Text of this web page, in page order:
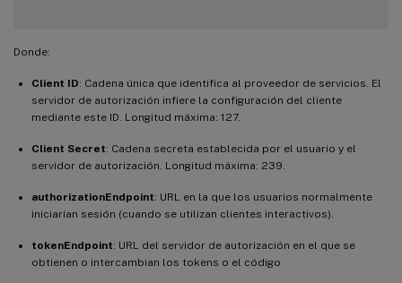
Donde:
Client ID: Cadena única que identifica al proveedor de servicios. El
servidor de autorización infiere la configuración del cliente
mediante este ID. Longitud máxima: 127.
Client Secret: Cadena secreta establecida por el usuario y el
servidor de autorización. Longitud máxima: 239.
authorizationEndpoint: URL en la que los usuarios normalmente
iniciarían sesión (cuando se utilizan clientes interactivos).
tokenEndpoint: URL del servidor de autorización en el que se
obtienen o intercambian los tokens o el código